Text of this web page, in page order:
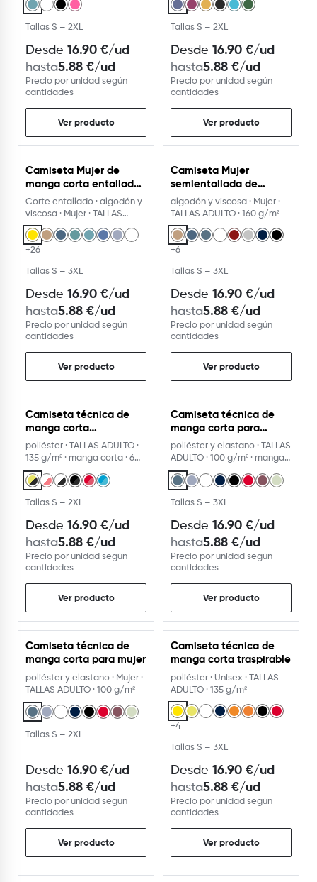
Tallas S – 2XL
Desde 16.90 €/ud
hasta5.88 €/ud
Precio por unidad según
cantidades
Ver producto
Tallas S – 2XL
Desde 16.90 €/ud
hasta5.88 €/ud
Precio por unidad según
cantidades
Ver producto
Camiseta Mujer de
manga corta entallada
170 g
Corte entallado · algodón y
viscosa · Mujer · TALLAS
ADULTO
+26
Tallas S – 3XL
Desde 16.90 €/ud
hasta5.88 €/ud
Precio por unidad según
cantidades
Ver producto
Camiseta Mujer
semientallada de
manga larga
algodón y viscosa · Mujer ·
TALLAS ADULTO · 160 g/m²
+6
Tallas S – 3XL
Desde 16.90 €/ud
hasta5.88 €/ud
Precio por unidad según
cantidades
Ver producto
Camiseta técnica de
manga corta
COMBINADA
poliéster · TALLAS ADULTO ·
135 g/m² · manga corta · 6
colores
Tallas S – 2XL
Desde 16.90 €/ud
hasta5.88 €/ud
Precio por unidad según
cantidades
Ver producto
Camiseta técnica de
manga corta para
hombre.
poliéster y elastano · TALLAS
ADULTO · 100 g/m² · manga
corta
Tallas S – 3XL
Desde 16.90 €/ud
hasta5.88 €/ud
Precio por unidad según
cantidades
Ver producto
Camiseta técnica de
manga corta para mujer
poliéster y elastano · Mujer ·
TALLAS ADULTO · 100 g/m²
Tallas S – 2XL
Desde 16.90 €/ud
hasta5.88 €/ud
Precio por unidad según
cantidades
Ver producto
Camiseta técnica de
manga corta traspirable
poliéster · Unisex · TALLAS
ADULTO · 135 g/m²
+4
Tallas S – 3XL
Desde 16.90 €/ud
hasta5.88 €/ud
Precio por unidad según
cantidades
Ver producto